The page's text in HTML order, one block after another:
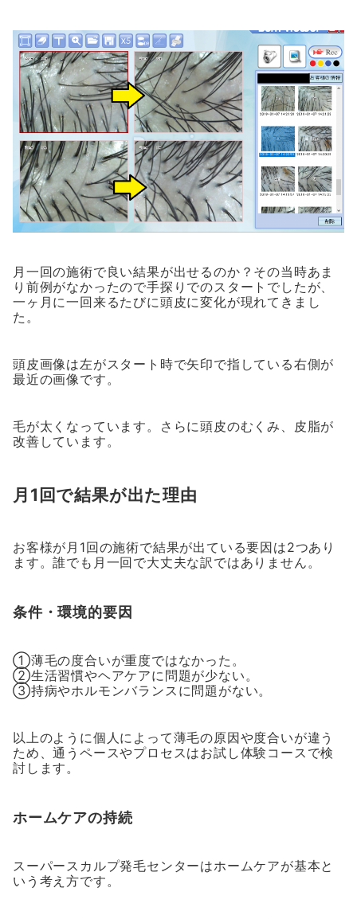
月一回の施術で良い結果が出せるのか？その当時あま
り前例がなかったので手探りでのスタートでしたが、
一ヶ月に一回来るたびに頭皮に変化が現れてきまし
た。
頭皮画像は左がスタート時で矢印で指している右側が
最近の画像です。
毛が太くなっています。さらに頭皮のむくみ、皮脂が
改善しています。
月1回で結果が出た理由
お客様が月1回の施術で結果が出ている要因は2つあり
ます。誰でも月一回で大丈夫な訳ではありません。
条件・環境的要因
①薄毛の度合いが重度ではなかった。
②生活習慣やヘアケアに問題が少ない。
③持病やホルモンバランスに問題がない。
以上のように個人によって薄毛の原因や度合いが違う
ため、通うペースやプロセスはお試し体験コースで検
討します。
ホームケアの持続
スーパースカルプ発毛センターはホームケアが基本と
いう考え方です。